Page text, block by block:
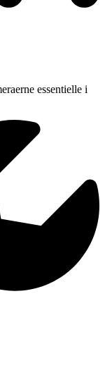
essentielle i